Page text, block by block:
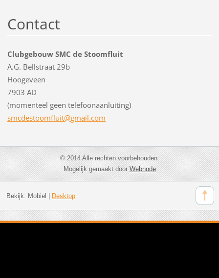
Contact
Clubgebouw SMC de Stoomfluit
A.G. Bellstraat 29b
Hoogeveen
7903 AD
(momenteel geen telefoonaanluiting)
smcdestoomfluit@gmail.com
© 2014 Alle rechten voorbehouden.
Mogelijk gemaakt doorWebnode
Bekijk: Mobiel Desktop